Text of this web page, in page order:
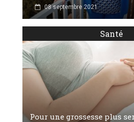
08 septembre 2021
Santé
Pour une grossesse plus